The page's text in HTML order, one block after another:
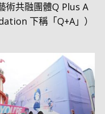
術共融團體Q Plus A
下稱「Q+A」）